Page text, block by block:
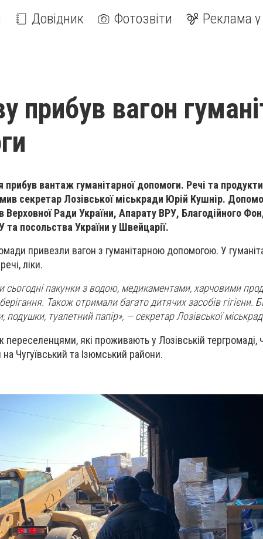
Довідник Фотозвіти Реклама у
прибув вагон
прибув вантаж гуманітарної допомоги. Речі та
секретар Лозівської міськради Юрій Кушнір.
Верховної Ради України, Апарату ВРУ, Благодійного
та посольства України у Швейцарії.
привезли вагон з гуманітарною допомогою. У
ліки.
сьогодні пакунки з водою, медикаментами, харчовими
Також отримали багато дитячих засобів гігієни.
подушки, туалетний папір», — секретар Лозівської
переселенцями, які проживають у Лозівській тергромаді,
Чугуївський та Ізюмський райони.